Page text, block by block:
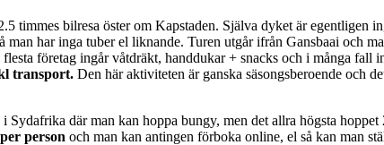
timmes bilresa öster om Kapstaden. Själva dyket är
har inga tuber el liknande. Turen utgår ifrån Gansbaai och
företag ingår våtdräkt, handdukar + snacks och i många
transport. Den här aktiviteten är ganska säsongsberoende och
Sydafrika där man kan hoppa bungy, men det allra högsta
person och man kan antingen förboka online, el så kan man